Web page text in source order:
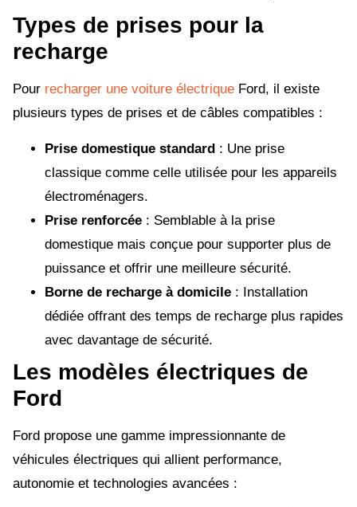
Types de prises pour la
recharge
Pour recharger une voiture électrique Ford, il existe
plusieurs types de prises et de câbles compatibles :
Prise domestique standard : Une prise
classique comme celle utilisée pour les appareils
électroménagers.
Prise renforcée : Semblable à la prise
domestique mais conçue pour supporter plus de
puissance et offrir une meilleure sécurité.
Borne de recharge à domicile : Installation
dédiée offrant des temps de recharge plus rapides
avec davantage de sécurité.
Les modèles électriques de
Ford
Ford propose une gamme impressionnante de
véhicules électriques qui allient performance,
autonomie et technologies avancées :